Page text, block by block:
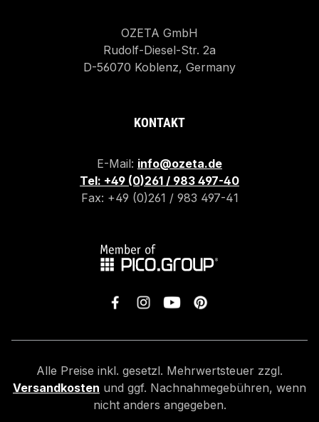
OZETA GmbH
Rudolf-Diesel-Str. 2a
D-56070 Koblenz, Germany
KONTAKT
E-Mail: info@ozeta.de
Tel: +49 (0)261 / 983 497-40
Fax: +49 (0)261 / 983 497-41
Alle Preise inkl. gesetzl. Mehrwertsteuer zzgl.
Versandkosten und ggf. Nachnahmegebühren, wenn
nicht anders angegeben.